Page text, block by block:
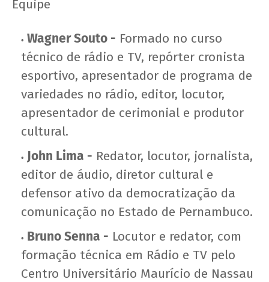
Equipe
Wagner Souto - Formado no curso
técnico de rádio e TV, repórter cronista
esportivo, apresentador de programa de
variedades no rádio, editor, locutor,
apresentador de cerimonial e produtor
cultural.
John Lima - Redator, locutor, jornalista,
editor de áudio, diretor cultural e
defensor ativo da democratização da
comunicação no Estado de Pernambuco.
Bruno Senna - Locutor e redator, com
formação técnica em Rádio e TV pelo
Centro Universitário Maurício de Nassau